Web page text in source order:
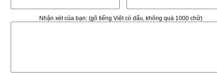
Nhận xét của bạn:(gõ tiếng Việt có dấu, không quá 1000 chữ)